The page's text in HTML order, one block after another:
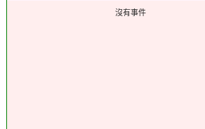
沒有事件